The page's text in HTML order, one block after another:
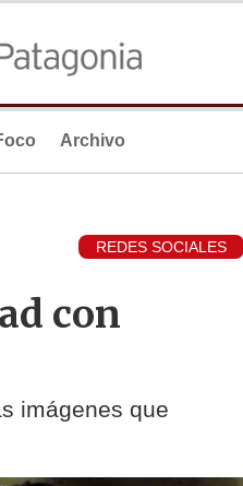
Archivo
REDES SOCIALES
con
imágenes que